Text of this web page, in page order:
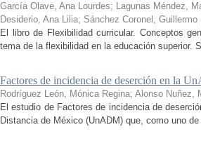
García Olave, Ana Lourdes; Lagunas Méndez,
Desiderio, Ana Lilia; Sánchez Coronel, Guillermo
El libro de Flexibilidad curricular. Conceptos
tema de la flexibilidad en la educación superior.
Factores de incidencia de deserción en la
Rodríguez León, Mónica Regina; Alonso Nuñez,
El estudio de Factores de incidencia de
Distancia de México (UnADM) que, como uno